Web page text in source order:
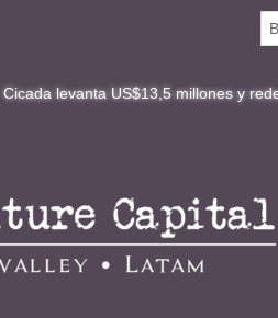
US$13,5 millones y redefine la